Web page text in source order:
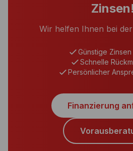
Zinsen!
Wir helfen Ihnen bei
Günstige
Schnelle
Persönlicher
Finanzierung